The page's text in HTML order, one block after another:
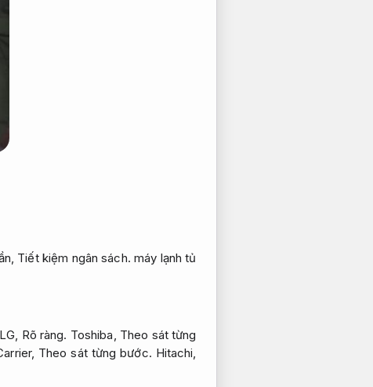
Tiết kiệm ngân sách. máy lạnh tủ
LG, Rõ ràng. Toshiba, Theo sát từng
Theo sát từng bước. Hitachi,